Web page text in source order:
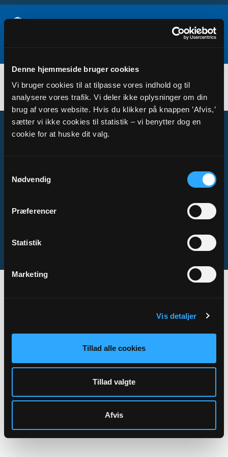
Denne hjemmeside bruger cookies
Vi bruger cookies til at tilpasse vores indhold og til
analysere vores trafik. Vi deler ikke oplysninger om din
brug af vores website. Hvis du klikker på knappen ’Afvis,’
sætter vi ikke cookies til statistik – vi benytter dog en
cookie for at huske dit valg.
Nødvendig
Præferencer
Statistik
Marketing
Vis detaljer
Tillad alle cookies
Tillad valgte
Afvis
Beslutningsprotokol 21. april 2021
Underskrevet_beslutningsprotokol_21._april_2021.pdf
Tilgængelighedserklæring
Kontakt